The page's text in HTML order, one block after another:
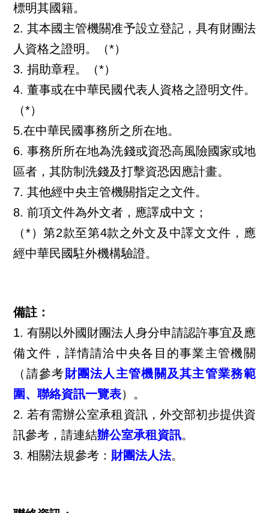
標明其國籍。
2. 其本國主管機關准予設立登記，具有財團法
人資格之證明。（*）
3. 捐助章程。（*）
4. 董事或在中華民國代表人資格之證明文件。
（*）
5.在中華民國事務所之所在地。
6. 事務所所在地為洗錢或資恐高風險國家或地
區者，其防制洗錢及打擊資恐因應計畫。
7. 其他經中央主管機關指定之文件。
8. 前項文件為外文者，應譯成中文；
（*）第2款至第4款之外文及中譯文文件，應
經中華民國駐外機構驗證。
備註：
1. 有關以外國財團法人身分申請認許事宜及應
備文件，詳情請洽中央各目的事業主管機關
（請參考財團法人主管機關及其主管業務範
圍、聯絡資訊一覽表）。
2. 若有需辦公室承租資訊，外交部初步提供資
訊參考，請連結辦公室承租資訊。
3. 相關法規參考： 財團法人法。